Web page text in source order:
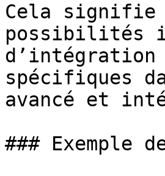
Cela
possibilités
d’intégration
spécifiques
avancé et
### Exemple